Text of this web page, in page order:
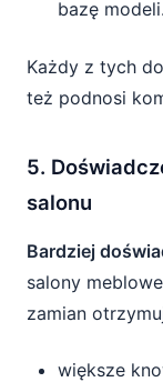
bazę modeli.
Każdy z tych
też podnosi
5.
salonu
Bardziej
salony
zamian
większe